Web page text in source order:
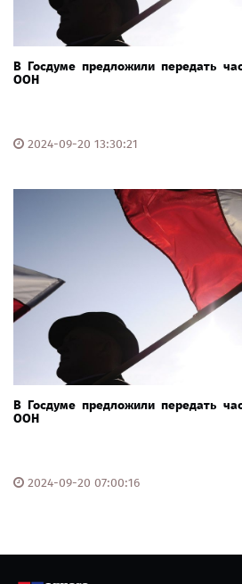
В Госдуме предложили передать
ООН
2024-09-20 13:30:21
В Госдуме предложили передать
ООН
2024-09-20 07:00:16